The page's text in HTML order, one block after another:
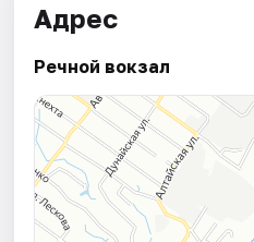
Адрес
Речной вокзал